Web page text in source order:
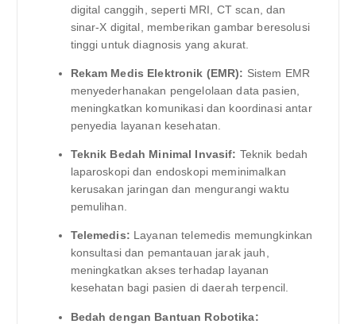
digital canggih, seperti MRI, CT scan, dan
sinar-X digital, memberikan gambar beresolusi
tinggi untuk diagnosis yang akurat.
Rekam Medis Elektronik (EMR): Sistem EMR
menyederhanakan pengelolaan data pasien,
meningkatkan komunikasi dan koordinasi antar
penyedia layanan kesehatan.
Teknik Bedah Minimal Invasif: Teknik bedah
laparoskopi dan endoskopi meminimalkan
kerusakan jaringan dan mengurangi waktu
pemulihan.
Telemedis: Layanan telemedis memungkinkan
konsultasi dan pemantauan jarak jauh,
meningkatkan akses terhadap layanan
kesehatan bagi pasien di daerah terpencil.
Bedah dengan Bantuan Robotika: